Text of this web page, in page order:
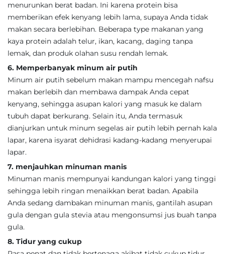
menurunkan berat badan. Ini karena protein bisa
memberikan efek kenyang lebih lama, supaya Anda tidak
makan secara berlebihan. Beberapa type makanan yang
kaya protein adalah telur, ikan, kacang, daging tanpa
lemak, dan produk olahan susu rendah lemak.
6. Memperbanyak minum air putih
Minum air putih sebelum makan mampu mencegah nafsu
makan berlebih dan membawa dampak Anda cepat
kenyang, sehingga asupan kalori yang masuk ke dalam
tubuh dapat berkurang. Selain itu, Anda termasuk
dianjurkan untuk minum segelas air putih lebih pernah kala
lapar, karena isyarat dehidrasi kadang-kadang menyerupai
lapar.
7. menjauhkan minuman manis
Minuman manis mempunyai kandungan kalori yang tinggi
sehingga lebih ringan menaikkan berat badan. Apabila
Anda sedang dambakan minuman manis, gantilah asupan
gula dengan gula stevia atau mengonsumsi jus buah tanpa
gula.
8. Tidur yang cukup